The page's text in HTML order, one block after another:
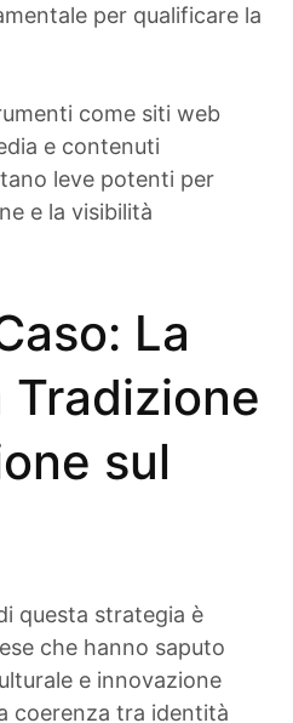
per qualificare la
come siti web
e contenuti
leve potenti per
e la visibilità
La
sul
questa strategia è
che hanno saputo
e innovazione
coerenza tra identità